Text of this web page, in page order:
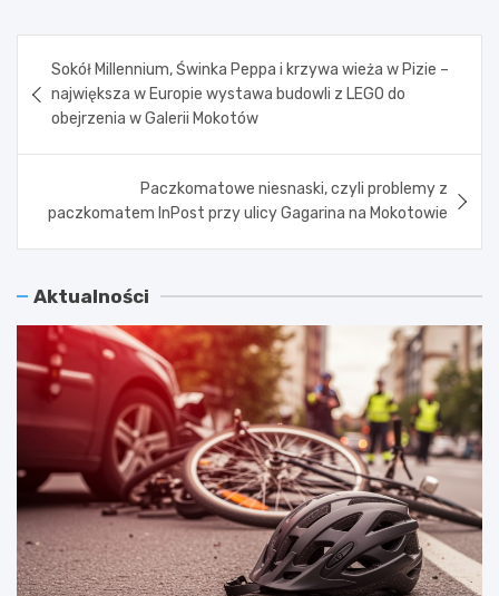
wpisu
Sokół Millennium, Świnka Peppa i krzywa wieża w Pizie –
największa w Europie wystawa budowli z LEGO do
obejrzenia w Galerii Mokotów
Paczkomatowe niesnaski, czyli problemy z
paczkomatem InPost przy ulicy Gagarina na Mokotowie
Aktualności